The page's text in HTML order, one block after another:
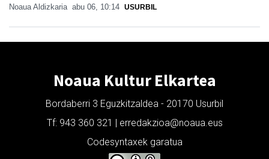
Noaua Aldizkaria abu 06, 10:14 USURBIL
Noaua Kultur Elkartea
Bordaberri 3 Eguzkitzaldea - 20170 Usurbil
Tf: 943 360 321 | erredakzioa@noaua.eus
Codesyntaxek garatua